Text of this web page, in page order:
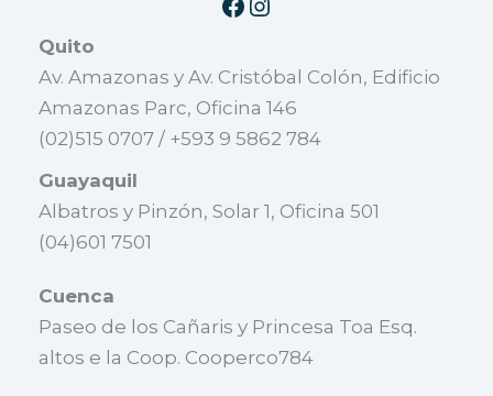
Quito
Av. Amazonas y Av. Cristóbal Colón, Edificio
Amazonas Parc, Oficina 146
(02)515 0707 / +593 9 5862 784
Guayaquil
Albatros y Pinzón, Solar 1, Oficina 501
(04)601 7501
Cuenca
Paseo de los Cañaris y Princesa Toa Esq.
altos e la Coop. Cooperco784